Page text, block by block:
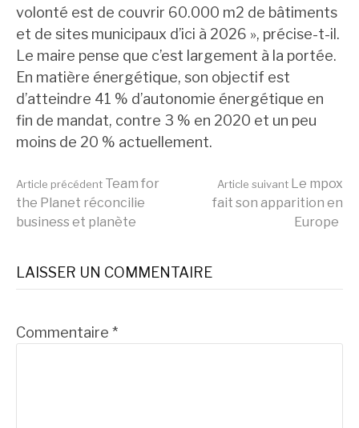
volonté est de couvrir 60.000 m2 de bâtiments
et de sites municipaux d’ici à 2026 », précise-t-il.
Le maire pense que c’est largement à la portée.
En matière énergétique, son objectif est
d’atteindre 41 % d’autonomie énergétique en
fin de mandat, contre 3 % en 2020 et un peu
moins de 20 % actuellement.
Lire
suite
Article précédent Team for
the Planet réconcilie
business et planète
Article suivant Le mpox
fait son apparition en
Europe
LAISSER UN COMMENTAIRE
Commentaire *